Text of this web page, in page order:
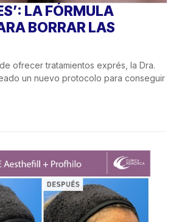
LA FÓRMULA
BORRAR LAS
ofrecer tratamientos exprés, la Dra.
un nuevo protocolo para conseguir